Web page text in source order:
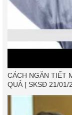
CÁCH NGĂN TIẾT
QUẢ [ SKSĐ 21/01/